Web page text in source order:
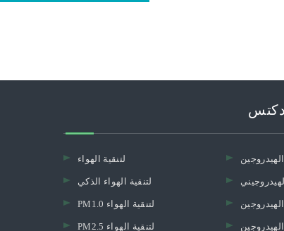
لتنقية الهواء
لتنقية الهواء الذكي
PM1.0 لتنقية الهواء
PM2.5 لتنقية الهواء
الهيدروجين